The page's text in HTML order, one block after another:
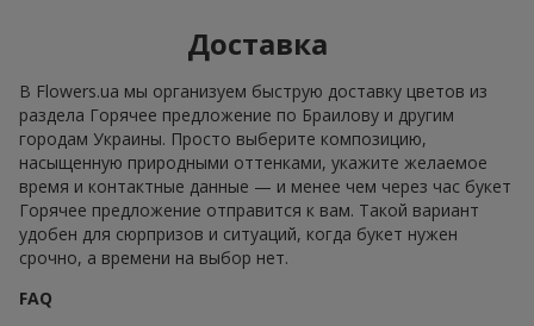
Доставка
В Flowers.ua мы организуем быструю доставку цветов из
раздела Горячее предложение по Браилову и другим
городам Украины. Просто выберите композицию,
насыщенную природными оттенками, укажите желаемое
время и контактные данные — и менее чем через час букет
Горячее предложение отправится к вам. Такой вариант
удобен для сюрпризов и ситуаций, когда букет нужен
срочно, а времени на выбор нет.
FAQ